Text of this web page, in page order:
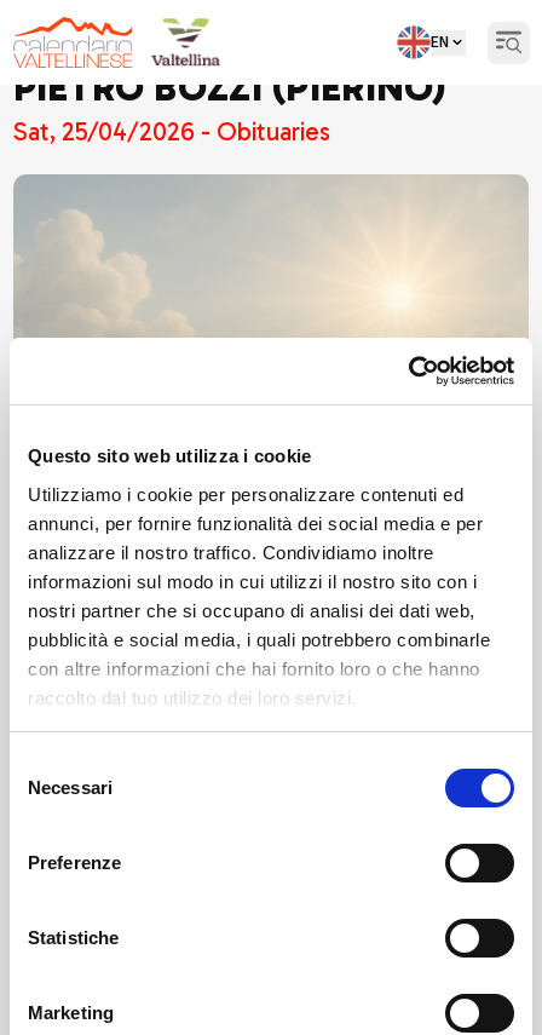
Questo sito web utilizza i cookie
Utilizziamo i cookie per personalizzare contenuti ed
annunci, per fornire funzionalità dei social media e per
analizzare il nostro traffico. Condividiamo inoltre
informazioni sul modo in cui utilizzi il nostro sito con i
nostri partner che si occupano di analisi dei dati web,
pubblicità e social media, i quali potrebbero combinarle
con altre informazioni che hai fornito loro o che hanno
raccolto dal tuo utilizzo dei loro servizi.
delNecessari
Preferenze
Statistiche
Marketing
EN
PIETRO BOZZI (PIERINO)
Sat, 25/04/2026 - Obituaries
Sondrio Obituaries